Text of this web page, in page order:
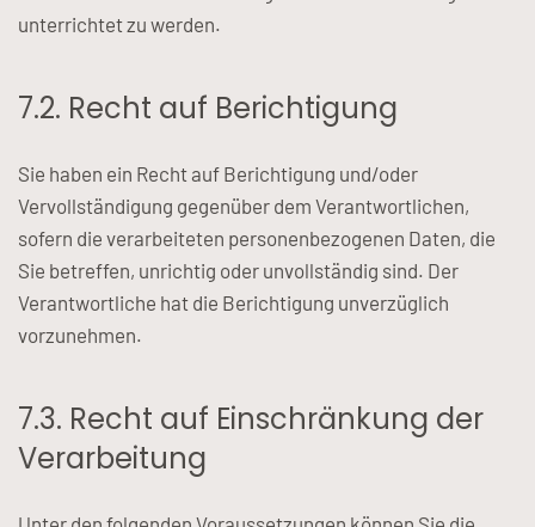
unterrichtet zu werden.
7.2. Recht auf Berichtigung
Sie haben ein Recht auf Berichtigung und/oder
Vervollständigung gegenüber dem Verantwortlichen,
sofern die verarbeiteten personenbezogenen Daten, die
Sie betreffen, unrichtig oder unvollständig sind. Der
Verantwortliche hat die Berichtigung unverzüglich
vorzunehmen.
7.3. Recht auf Einschränkung der
Verarbeitung